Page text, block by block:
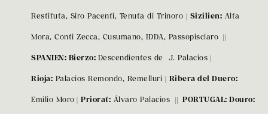
Restituta, Siro Pacenti, Tenuta di Trinoro | Sizilien: Alta
Mora, Conti Zecca, Cusumano, IDDA, Passopisciaro ||
SPANIEN: Bierzo: Descendientes de J. Palacios |
Rioja: Palacios Remondo, Remelluri | Ribera del Duero:
Emilio Moro | Priorat: Álvaro Palacios || PORTUGAL: Douro: